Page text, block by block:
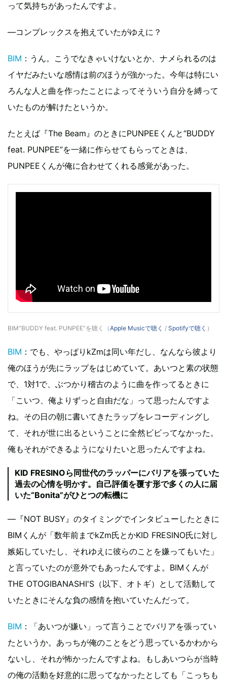
って気持ちがあったんですよ。
―コンプレックスを抱えていたがゆえに？
BIM ：うん。こうでなきゃいけないとか、ナメられるのは
イヤだみたいな感情は前のほうが強かった。今年は特にい
ろんな人と曲を作ったことによってそういう自分を縛って
いたものが解けたというか。
たとえば『The Beam』のときにPUNPEEくんと“BUDDY
feat. PUNPEE”を一緒に作らせてもらってときは、
PUNPEEくんが俺に合わせてくれる感覚があった。
BIM“BUDDY feat. PUNPEE”を聴く（Apple Musicで聴く / Spotifyで聴く ）
BIM ：でも、やっぱりkZmは同い年だし、なんなら彼より
俺のほうが先にラップをはじめていて。あいつと素の状態
で、1対1で、ぶつかり稽古のように曲を作ってるときに
「こいつ、俺よりずっと自由だな」って思ったんですよ
ね。その日の朝に書いてきたラップをレコーディングし
て、それが世に出るということに全然ビビってなかった。
俺もそれができるようになりたいと思ったんですよね。
KID FRESINOら同世代のラッパーにバリアを張っていた
過去の心情を明かす。自己評価を覆す形で多くの人に届
いた“Bonita”がひとつの転機に
―『NOT BUSY』のタイミングでインタビューしたときに
BIMくんが「数年前までkZm氏とかKID FRESINO氏に対し
嫉妬していたし、それゆえに彼らのことを嫌ってもいた」
と言っていたのが意外でもあったんですよ。BIMくんが
THE OTOGIBANASHI'S（以下、オトギ）として活動して
いたときにそんな負の感情を抱いていたんだって。
BIM ：「あいつが嫌い」って言うことでバリアを張ってい
たというか。あっちが俺のことをどう思っているかわから
ないし、それが怖かったんですよね。もしあいつらが当時
の俺の活動を好意的に思ってなかったとしても「こっちも